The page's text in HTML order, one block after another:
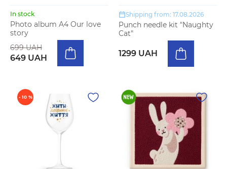
In stock
Photo album A4 Our love
story
699 UAH
649 UAH
Shipping from: 17.08.2026
Punch needle kit "Naughty
Cat"
1299 UAH
- 10 %